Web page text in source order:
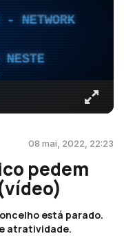
NETWORK
NESTE
08 mai, 2022, 22:23
pedem
está parado.
atratividade.